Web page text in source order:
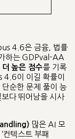
4.6은 금융, 법률
하는 GDPval-AA
높은 점수를 기록
4.6이 이길 확률이
순한 문제 풀이 능
다 뛰어남을 시사
많은 AI 모
컨텍스트 부패